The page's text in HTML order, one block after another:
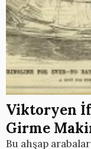
Viktoryen
Girme
Bu ahşap